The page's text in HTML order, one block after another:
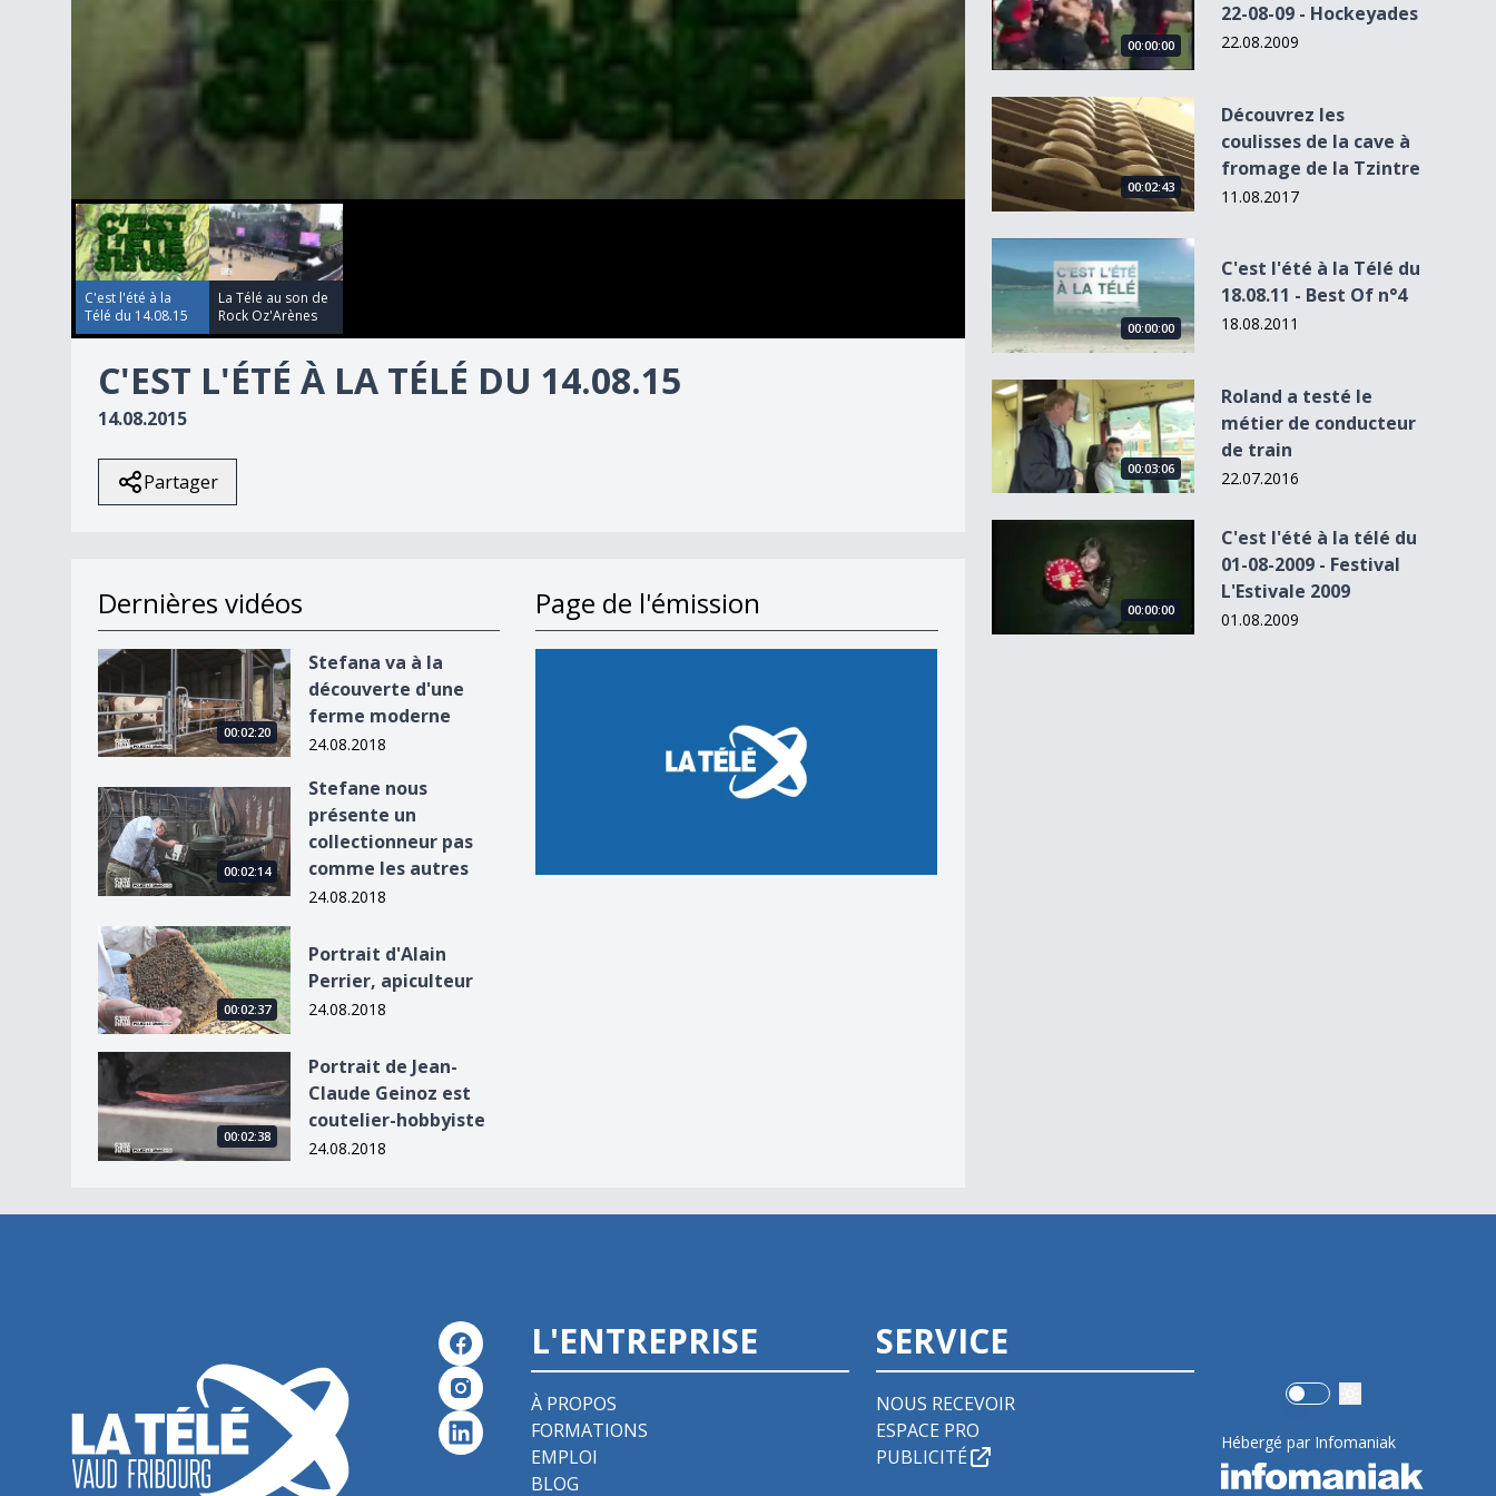
0
seconds
of
36
minutes,
19
secondsVolume
90%
C'est l'été à la
Télé du 14.08.15
La Télé au son de
Rock Oz'Arènes
C'EST L'ÉTÉ À LA TÉLÉ DU 14.08.15
14.08.2015
Partager
Dernières vidéos
Stefana va à la découverte d&#039;une ferme moderne
00:02:20
Stefana va à la
découverte d'une
ferme moderne
24.08.2018
Stefane nous présente un collectionneur pas comme les autres
00:02:14
Stefane nous
présente un
collectionneur pas
comme les autres
24.08.2018
Portrait d&#039;Alain Perrier, apiculteur
00:02:37
Portrait d'Alain
Perrier, apiculteur
24.08.2018
Portrait de Jean-Claude Geinoz est coutelier-hobbyiste
00:02:38
Portrait de Jean-
Claude Geinoz est
coutelier-hobbyiste
24.08.2018
Page de l'émission
00:00:00
22-08-09 - Hockeyades
22.08.2009
Découvrez les coulisses de la cave à fromage de la Tzintre
00:02:43
Découvrez les
coulisses de la cave à
fromage de la Tzintre
11.08.2017
C&#039;est l&#039;été à la Télé du 18.08.11 - Best Of n°4
00:00:00
C'est l'été à la Télé du
18.08.11 - Best Of n°4
18.08.2011
Roland a testé le métier de conducteur de train
00:03:06
Roland a testé le
métier de conducteur
de train
22.07.2016
C&#039;est l&#039;été à la télé du 01-08-2009 - Festival
00:00:00
C'est l'été à la télé du
01-08-2009 - Festival
L'Estivale 2009
01.08.2009
L'ENTREPRISE
À PROPOS
FORMATIONS
EMPLOI
BLOG
SERVICE
NOUS RECEVOIR
ESPACE PRO
PUBLICITÉ
Use setting
Hébergé par Infomaniak